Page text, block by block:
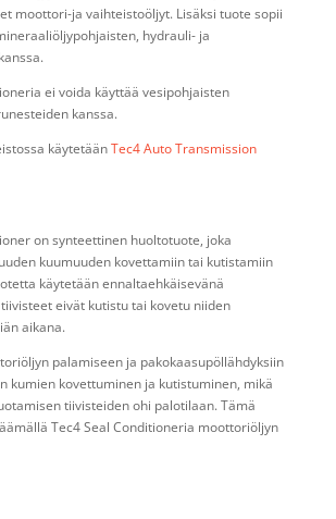
moottori-ja vaihteistoöljyt. Lisäksi tuote sopii
hydrauli- ja
ei voida käyttää vesipohjaisten
kanssa.
käytetäänTec4 Auto Transmission
on synteettinen huoltotuote, joka
kuumuuden kovettamiin tai kutistamiin
käytetään ennaltaehkäisevänä
eivät kutistu tai kovetu niiden
aikana.
palamiseen ja pakokaasupöllähdyksiin
kumien kovettuminen ja kutistuminen, mikä
tiivisteiden ohi palotilaan. Tämä
Tec4 Seal Conditioneria moottoriöljyn